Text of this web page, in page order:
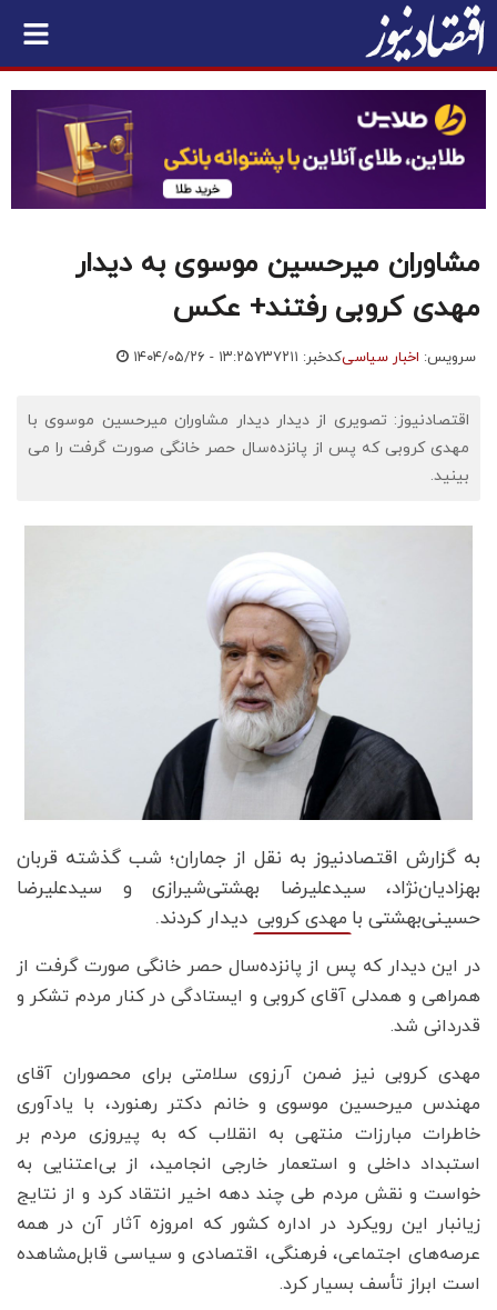
مشاوران میرحسین موسوی به دیدار
مهدی کروبی رفتند+ عکس
سرویس: اخبار سیاسیکدخبر: ۷۳۷۲۱۱ ۱۴۰۴/۰۵/۲۶ - ۱۳:۲۵
اقتصادنیوز: تصویری از دیدار دیدار مشاوران میرحسین موسوی با
مهدی کروبی که پس از پانزده‌سال حصر خانگی صورت گرفت را می
بینید.
به گزارش اقتصادنیوز به نقل از جماران؛ شب گذشته قربان
بهزادیان‌نژاد، سیدعلیرضا بهشتی‌شیرازی و سیدعلیرضا
حسینی‌بهشتی با مهدی کروبی دیدار کردند.
در این دیدار که پس از پانزده‌سال حصر خانگی صورت گرفت از
همراهی و همدلی آقای کروبی و ایستادگی در کنار مردم تشکر و
قدردانی شد.
مهدی کروبی نیز ضمن آرزوی سلامتی برای محصوران آقای
مهندس میرحسین موسوی و خانم دکتر رهنورد، با یادآوری
خاطرات مبارزات منتهی به انقلاب که به پیروزی مردم بر
استبداد داخلی و استعمار خارجی انجامید، از بی‌اعتنایی به
خواست و نقش مردم طی چند دهه اخیر انتقاد کرد و از نتایج
زیانبار این رویکرد در اداره کشور که امروزه آثار آن در همه
عرصه‌های اجتماعی، فرهنگی، اقتصادی و سیاسی قابل‌مشاهده
است ابراز تأسف بسیار کرد.